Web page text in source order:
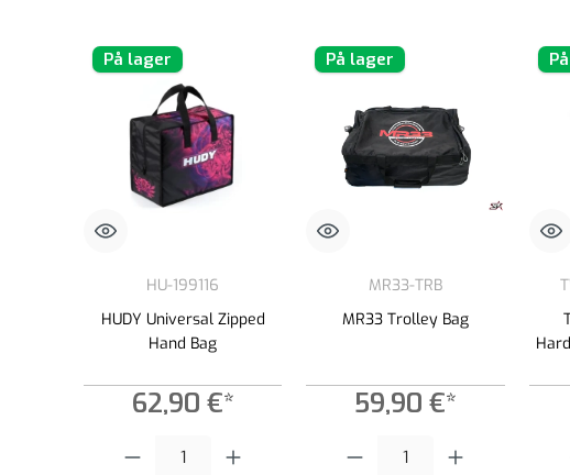
På lager
HU-199116
HUDY Universal Zipped
Hand Bag
62,90 €*
På lager
MR33-TRB
MR33 Trolley Bag
59,90 €*